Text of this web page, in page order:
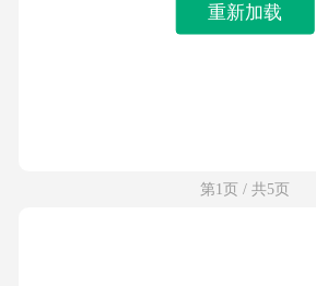
重新加载
第1页 / 共5页